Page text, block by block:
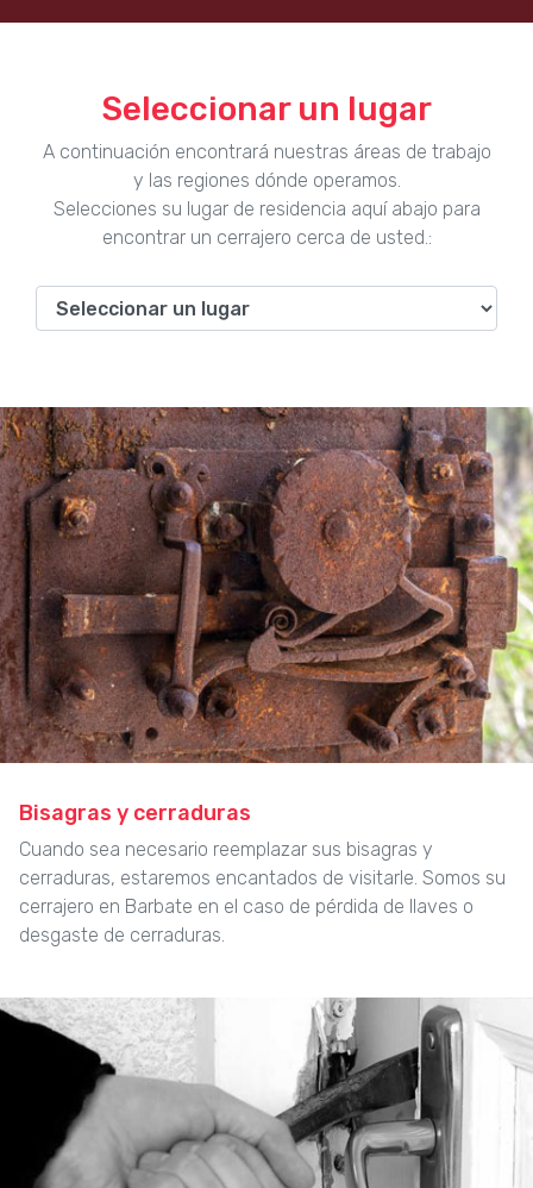
Seleccionar un lugar
A continuación encontrará nuestras áreas de trabajo
y las regiones dónde operamos.
Selecciones su lugar de residencia aquí abajo para
encontrar un cerrajero cerca de usted.:
Bisagras y cerraduras
Cuando sea necesario reemplazar sus bisagras y
cerraduras, estaremos encantados de visitarle. Somos su
cerrajero en Barbate en el caso de pérdida de llaves o
desgaste de cerraduras.